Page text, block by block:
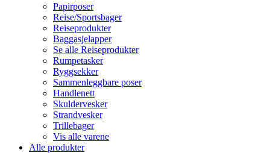
Papirposer
Reise/Sportsbager
Reiseprodukter
Baggasjelapper
Se alle Reiseprodukter
Rumpetasker
Ryggsekker
Sammenleggbare poser
Handlenett
Skuldervesker
Strandvesker
Trillebager
Vis alle varene
Alle produkter